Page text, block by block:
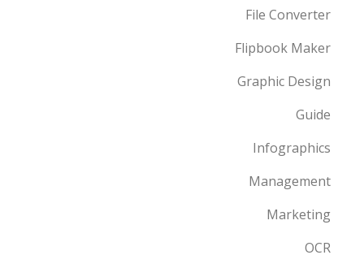
File Converter
Flipbook Maker
Graphic Design
Guide
Infographics
Management
Marketing
OCR